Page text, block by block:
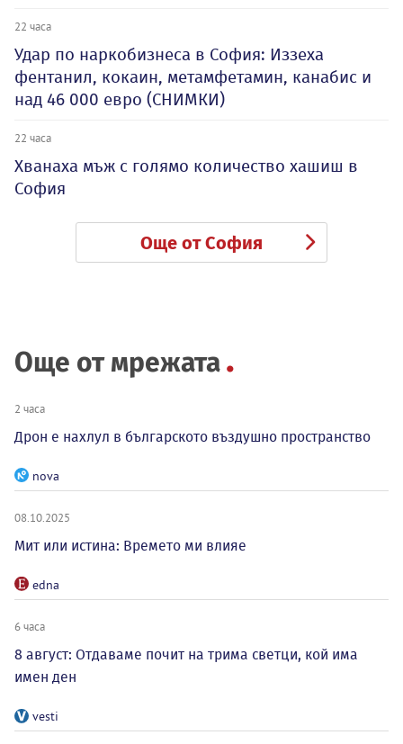
22 часа
Удар по наркобизнеса в София: Иззеха
фентанил, кокаин, метамфетамин, канабис и
над 46 000 евро (СНИМКИ)
22 часа
Хванаха мъж с голямо количество хашиш в
София
Още от София
Още от мрежата
2 часа
Дрон е нахлул в българското въздушно пространство
nova
08.10.2025
Мит или истина: Времето ми влияе
edna
6 часа
8 август: Отдаваме почит на трима светци, кой има
имен ден
vesti